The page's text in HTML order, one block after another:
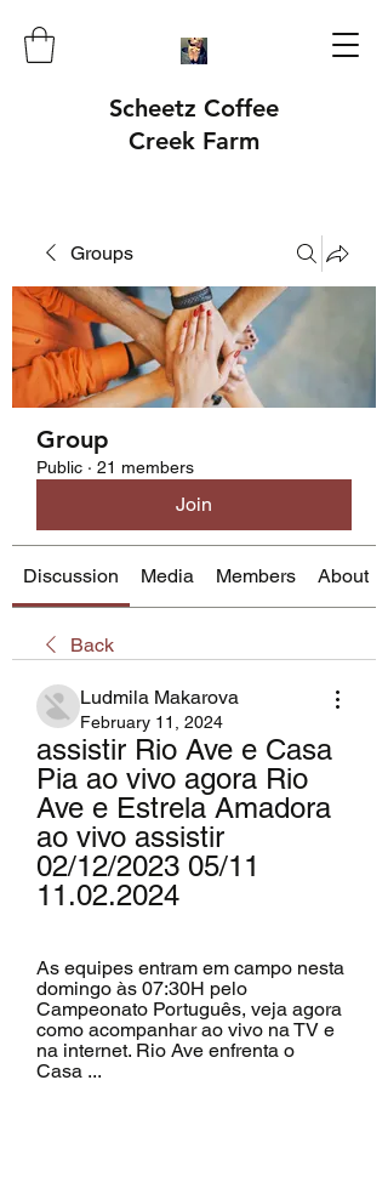
Scheetz Coffee
Creek Farm
Groups
Group
Public · 21 members
Join
Discussion Media Members About
Back
Ludmila Makarova
February 11, 2024
assistir Rio Ave e Casa
Pia ao vivo agora Rio
Ave e Estrela Amadora
ao vivo assistir
02/12/2023 05/11
11.02.2024
As equipes entram em campo nesta
domingo às 07:30H pelo
Campeonato Português, veja agora
como acompanhar ao vivo na TV e
na internet. Rio Ave enfrenta o
Casa ...